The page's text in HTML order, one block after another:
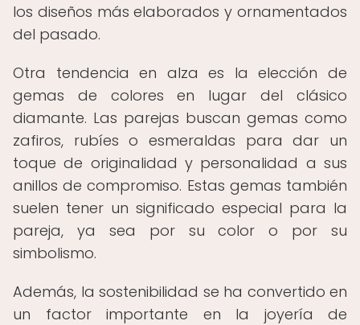
los diseños más elaborados y ornamentados
del pasado.
Otra tendencia en alza es la elección de
gemas de colores en lugar del clásico
diamante. Las parejas buscan gemas como
zafiros, rubíes o esmeraldas para dar un
toque de originalidad y personalidad a sus
anillos de compromiso. Estas gemas también
suelen tener un significado especial para la
pareja, ya sea por su color o por su
simbolismo.
Además, la sostenibilidad se ha convertido en
un factor importante en la joyería de